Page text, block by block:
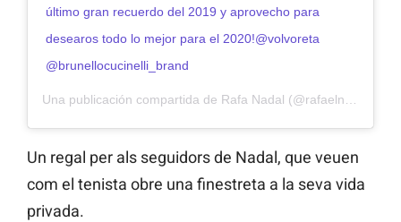
último gran recuerdo del 2019 y aprovecho para
desearos todo lo mejor para el 2020!@volvoreta
@brunellocucinelli_brand
Un regal per als seguidors de Nadal, que veuen
com el tenista obre una finestreta a la seva vida
privada.